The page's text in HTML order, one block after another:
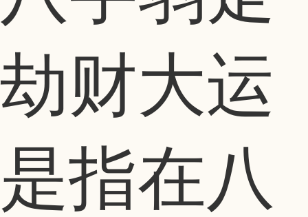
劫财大运
是指在八